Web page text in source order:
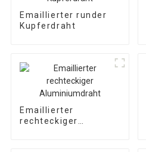
Emaillierter runder
Kupferdraht
Emaillierter
rechteckiger